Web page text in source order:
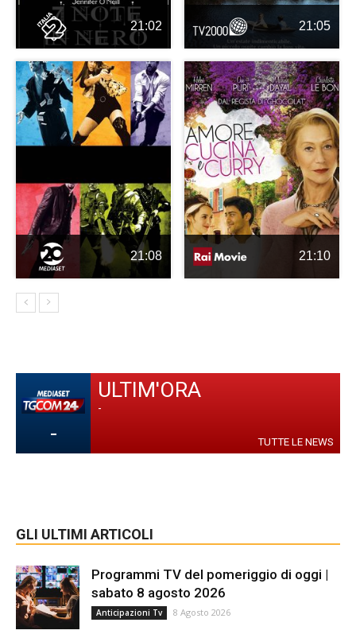
21:02 21:05
21:08 21:10
-
ULTIM'ORA
-
TUTTE LE NEWS
GLI ULTIMI ARTICOLI
Programmi TV del pomeriggio di oggi |
sabato 8 agosto 2026
Anticipazioni Tv 8 Agosto 2026